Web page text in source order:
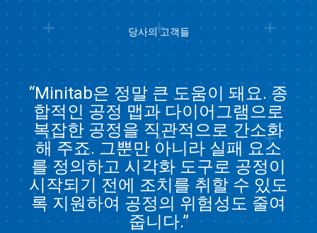
당사의 고객들
“Minitab은 정말 큰 도움이 돼요. 종
합적인 공정 맵과 다이어그램으로
복잡한 공정을 직관적으로 간소화
해 주죠. 그뿐만 아니라 실패 요소
를 정의하고 시각화 도구로 공정이
시작되기 전에 조치를 취할 수 있도
록 지원하여 공정의 위험성도 줄여
줍니다.”